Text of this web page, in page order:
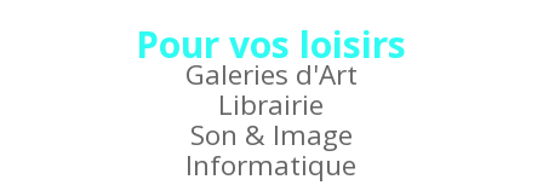
Pour vos loisirs
Galeries d'Art
Librairie
Son & Image
Informatique